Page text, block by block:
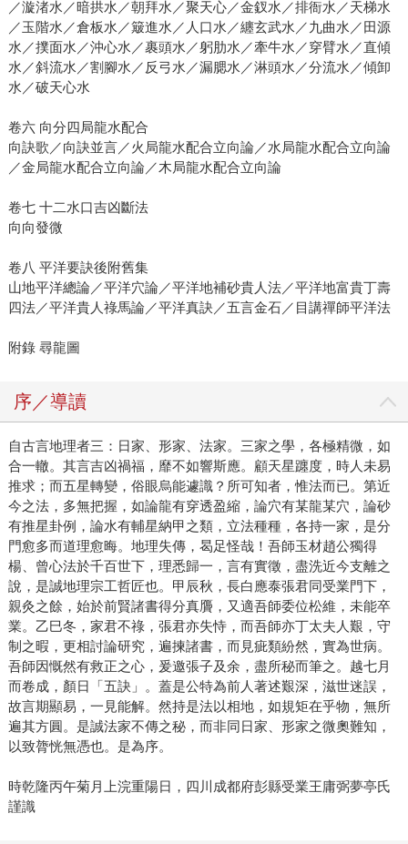
／漩渚水／暗拱水／朝拜水／聚天心／金釵水／排衙水／天梯水
／玉階水／倉板水／簸進水／人口水／纏玄武水／九曲水／田源
水／撲面水／沖心水／裹頭水／躬肋水／牽牛水／穿臂水／直傾
水／斜流水／割腳水／反弓水／漏腮水／淋頭水／分流水／傾卸
水／破天心水
卷六 向分四局龍水配合
向訣歌／向訣並言／火局龍水配合立向論／水局龍水配合立向論
／金局龍水配合立向論／木局龍水配合立向論
卷七 十二水口吉凶斷法
向向發微
卷八 平洋要訣後附舊集
山地平洋總論／平洋穴論／平洋地補砂貴人法／平洋地富貴丁壽
四法／平洋貴人祿馬論／平洋真訣／五言金石／目講禪師平洋法
附錄 尋龍圖
序／導讀
自古言地理者三：日家、形家、法家。三家之學，各極精微，如
合一轍。其言吉凶禍福，靡不如響斯應。顧天星躔度，時人未易
推求；而五星轉變，俗眼烏能遽識？所可知者，惟法而已。第近
今之法，多無把握，如論龍有穿透盈縮，論穴有某龍某穴，論砂
有推星卦例，論水有輔星納甲之類，立法種種，各持一家，是分
門愈多而道理愈晦。地理失傳，曷足怪哉！吾師玉材趙公獨得
楊、曾心法於千百世下，理悉歸一，言有實徵，盡洗近今支離之
說，是誠地理宗工哲匠也。甲辰秋，長白應泰張君同受業門下，
親灸之餘，始於前賢諸書得分真贗，又適吾師委位松維，未能卒
業。乙巳冬，家君不祿，張君亦失恃，而吾師亦丁太夫人艱，守
制之暇，更相討論研究，遍揀諸書，而見疵類紛然，實為世病。
吾師因慨然有救正之心，爰邀張子及余，盡所秘而筆之。越七月
而卷成，顏日「五訣」。蓋是公特為前人著述艱深，滋世迷誤，
故言期顯易，一見能解。然持是法以相地，如規矩在乎物，無所
遍其方圓。是誠法家不傳之秘，而非同日家、形家之微奧難知，
以致膂恍無憑也。是為序。
時乾隆丙午菊月上浣重陽日，四川成都府彭縣受業王庸弼夢亭氏
謹識